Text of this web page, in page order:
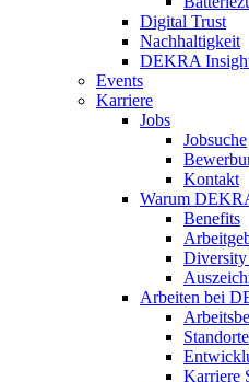
Digital Trust
Nachhaltigkeit
DEKRA
Events
Karriere
Jobs
Jobsuche
Kontakt
Warum
Benefits
Arbeiten bei
Standorte
Karriere